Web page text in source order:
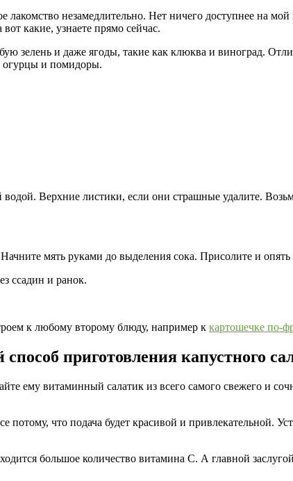
незамедлительно. Нет ничего доступнее на
какие, узнаете прямо сейчас.
зелень и даже ягоды, такие как клюква и виноград.
и помидоры.
Верхние листики, если они страшные удалите.
мять руками до выделения сока. Присолите и опять
ссадин и ранок.
к любому второму блюду, например к картошечке по-
приготовления капустного
ему витаминный салатик из всего самого свежего и
что подача будет красивой и привлекательной.
большое количество витамина С. А главной